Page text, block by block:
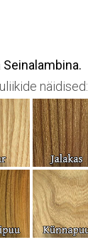
Seinalambina.
näidised: